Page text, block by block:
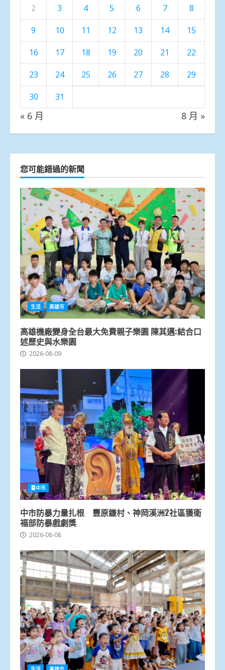
2 3 4 5 6 7
8
9
10 11 12 13 14
15
16
17 18 19 20 21
22
23
24 25 26 27 28
29
30
31
« 6 月 8 月 »
您可能錯過的新聞
生活 高雄市
高雄機廠變身全台最大免費親子樂園 陳其邁:結合口
述歷史與水樂園
2026-08-09
臺中市
中市防暴力量扎根 豐原鎌村、神岡溪洲2社區獲衛
福部防暴戲劇獎
2026-08-08